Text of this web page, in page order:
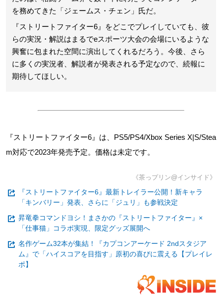
を務めてきた「ジェームス・チェン」氏だ。
『ストリートファイター6』をどこでプレイしていても、彼
らの実況・解説はまるでeスポーツ大会の会場にいるような
興奮に包まれた空間に演出してくれるだろう。今後、さら
に多くの実況者、解説者が発表される予定なので、続報に
期待してほしい。
『ストリートファイター6』は、PS5/PS4/Xbox Series X|S/Stea
m対応で2023年発売予定。価格は未定です。
《茶っプリン@インサイド》
『ストリートファイター6』最新トレイラー公開！新キャラ
「キンバリー」発表、さらに「ジュリ」も参戦決定
昇竜拳コマンドヨシ！まさかの『ストリートファイター』×
「仕事猫」コラボ実現、限定グッズ展開へ
名作ゲーム32本が集結！『カプコンアーケード 2ndスタジア
ム』で「ハイスコアを目指す」原初の喜びに震える【プレイレ
ポ】